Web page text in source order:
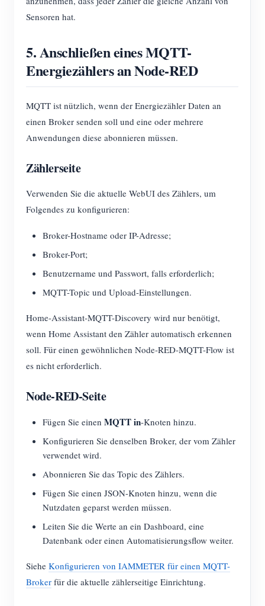
Sensoren hat.
5. Anschließen eines MQTT-
Energiezählers an Node-RED
MQTT ist nützlich, wenn der Energiezähler Daten an
einen Broker senden soll und eine oder mehrere
Anwendungen diese abonnieren müssen.
Zählerseite
Verwenden Sie die aktuelle WebUI des Zählers, um
Folgendes zu konfigurieren:
Broker-Hostname oder IP-Adresse;
Broker-Port;
Benutzername und Passwort, falls erforderlich;
MQTT-Topic und Upload-Einstellungen.
Home-Assistant-MQTT-Discovery wird nur benötigt,
wenn Home Assistant den Zähler automatisch erkennen
soll. Für einen gewöhnlichen Node-RED-MQTT-Flow ist
es nicht erforderlich.
Node-RED-Seite
Fügen Sie einen MQTT in-Knoten hinzu.
Konfigurieren Sie denselben Broker, der vom Zähler
verwendet wird.
Abonnieren Sie das Topic des Zählers.
Fügen Sie einen JSON-Knoten hinzu, wenn die
Nutzdaten geparst werden müssen.
Leiten Sie die Werte an ein Dashboard, eine
Datenbank oder einen Automatisierungsflow weiter.
Siehe Konfigurieren von IAMMETER für einen MQTT-
Broker für die aktuelle zählerseitige Einrichtung.